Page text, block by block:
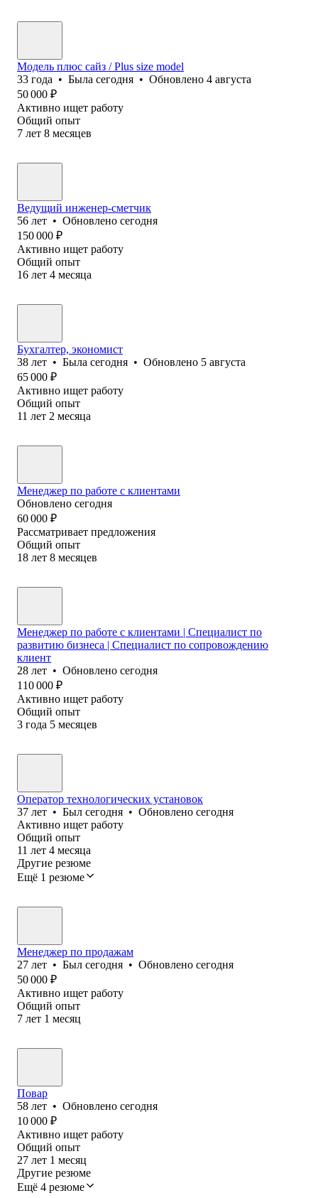
Модель плюс сайз / Plus size model
33 года • Была сегодня • Обновлено 4 августа
50 000 ₽
Активно ищет работу
Общий опыт
7 лет 8 месяцев
Ведущий инженер-сметчик
56 лет • Обновлено сегодня
150 000 ₽
Активно ищет работу
Общий опыт
16 лет 4 месяца
Бухгалтер, экономист
38 лет • Была сегодня • Обновлено 5 августа
65 000 ₽
Активно ищет работу
Общий опыт
11 лет 2 месяца
Менеджер по работе с клиентами
Обновлено сегодня
60 000 ₽
Рассматривает предложения
Общий опыт
18 лет 8 месяцев
Менеджер по работе с клиентами | Специалист по
развитию бизнеса | Специалист по сопровождению
клиент
28 лет • Обновлено сегодня
110 000 ₽
Активно ищет работу
Общий опыт
3 года 5 месяцев
Оператор технологических установок
37 лет • Был сегодня • Обновлено сегодня
Активно ищет работу
Общий опыт
11 лет 4 месяца
Другие резюме
Ещё 1 резюме
Менеджер по продажам
27 лет • Был сегодня • Обновлено сегодня
50 000 ₽
Активно ищет работу
Общий опыт
7 лет 1 месяц
Повар
58 лет • Обновлено сегодня
10 000 ₽
Активно ищет работу
Общий опыт
27 лет 1 месяц
Другие резюме
Ещё 4 резюме